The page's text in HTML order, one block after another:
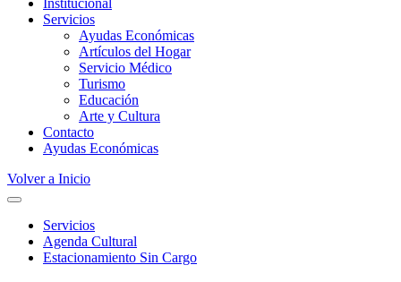
Institucional
Servicios
Ayudas Económicas
Artículos del Hogar
Servicio Médico
Turismo
Educación
Arte y Cultura
Contacto
Ayudas Económicas
Volver a Inicio
Servicios
Agenda Cultural
Estacionamiento Sin Cargo